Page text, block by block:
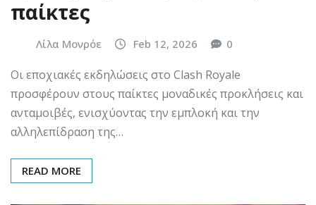
παίκτες
Λίλα Μονρόε Feb 12, 2026 0
Οι εποχιακές εκδηλώσεις στο Clash Royale
προσφέρουν στους παίκτες μοναδικές προκλήσεις και
ανταμοιβές, ενισχύοντας την εμπλοκή και την
αλληλεπίδραση της…
READ MORE